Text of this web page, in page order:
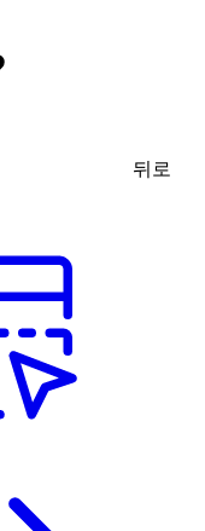
뒤로